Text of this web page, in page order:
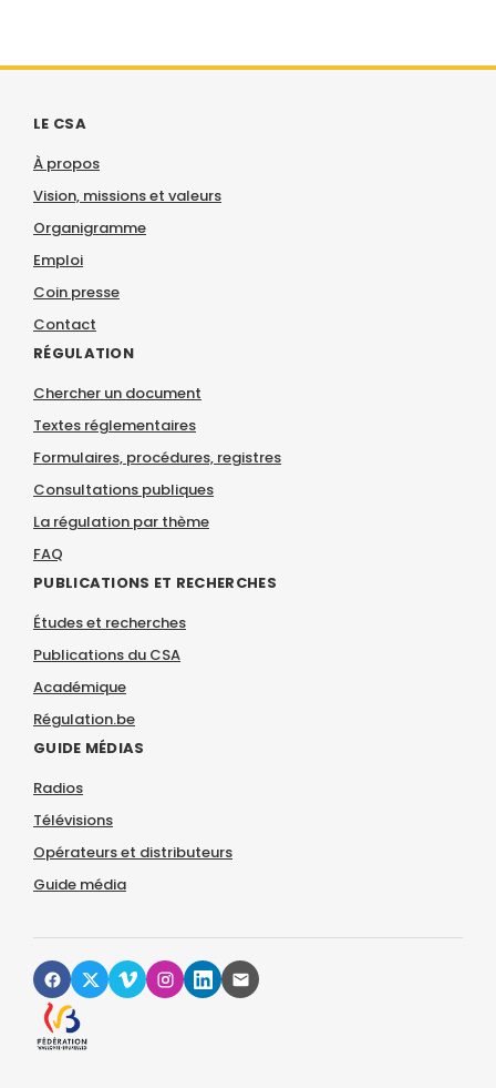
LE CSA
À propos
Vision, missions et valeurs
Organigramme
Emploi
Coin presse
Contact
RÉGULATION
Chercher un document
Textes réglementaires
Formulaires, procédures, registres
Consultations publiques
La régulation par thème
FAQ
PUBLICATIONS ET RECHERCHES
Études et recherches
Publications du CSA
Académique
Régulation.be
GUIDE MÉDIAS
Radios
Télévisions
Opérateurs et distributeurs
Guide média